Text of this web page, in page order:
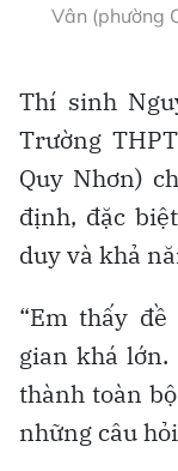
Vân (phường
Thí sinh
Trường
Quy Nhơn)
định, đặc
duy và khả
“Em thấy
gian khá lớn.
thành toàn
những câu